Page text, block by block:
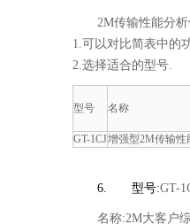
2M传输性能分
1.可以对比简表中的
2.选择适合的型号.
型号 名称
GT-1CJ增强型2M传输性
6. 型号:GT-
名称:2M大客户